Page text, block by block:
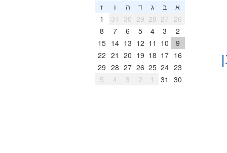
א ב ג ד ה ו
ז
26
27
28
29
30
31
1
2
3
4
5
6
7
8
9
10
11
12
13
14
15
16
17
18
19
20
21
22
23
24
25
26
27
28
29
30
31
1
2
3
4
5